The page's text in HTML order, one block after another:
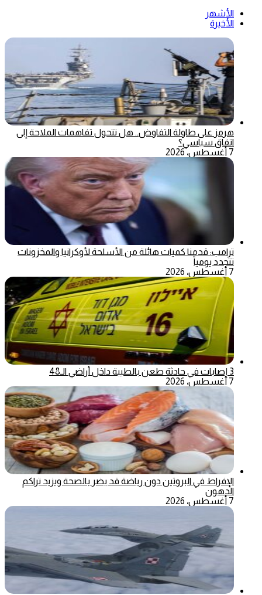
الأشهر
الأخيرة
هرمز على طاولة التفاوض.. هل تتحول تفاهمات الملاحة إلى
اتفاق سياسي؟
7 أغسطس، 2026
ترامب: قدمنا كميات هائلة من الأسلحة لأوكرانيا والمخزونات
تتجدد يومياً
7 أغسطس، 2026
3 إصابات في حادثة طعن بالطيبة داخل أراضي الـ48
7 أغسطس، 2026
الإفراط في البروتين دون رياضة قد يضر بالصحة ويزيد تراكم
الدهون
7 أغسطس، 2026